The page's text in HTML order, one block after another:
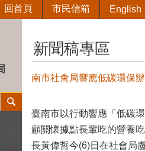
回首頁 市民信箱 English
新聞稿專區
南市社會局響應低碳環保
臺南市以行動響應「低碳
顧關懷據點長輩吃的營養
長黃偉哲今(6)日在社會局